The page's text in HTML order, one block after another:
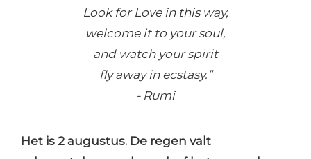
Look for Love in this way,
welcome it to your soul,
and watch your spirit
fly away in ecstasy.”
- Rumi
Het is 2 augustus. De regen valt